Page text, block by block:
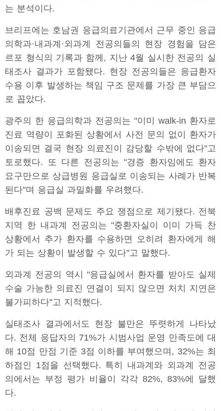
는 분석이다.
브리프에는 호남권 응급의료기관에서 근무 중인 응급
의학과·내과계·외과계 전공의들의 현장 경험을 담은
르포 형식의 기록과 함께, 지난 4월 실시한 전공의 실
태조사 결과가 포함됐다. 현장 전공의들은 응급환자
수용 이후 발생하는 책임 구조 문제를 가장 큰 부담으
로 꼽았다.
광주의 한 응급의학과 전공의는 "이미 walk-in 환자로
진료 역량이 포화된 상황에서 사전 문의 없이 환자가
이송되면 결국 현장 의료진이 감당할 수밖에 없다"고
토로했다. 또 다른 전공의는 "경증 환자임에도 환자
요구만으로 상급병원 응급실로 이송되는 사례가 반복
된다"며 응급실 과밀화를 우려했다.
배후진료 공백 문제도 주요 쟁점으로 제기됐다. 전북
지역 한 내과계 전공의는 "중환자실이 이미 가득 찬
상황에서 추가 환자를 수용하면 오히려 환자에게 해
가 되는 상황이 발생할 수 있다"고 말했다.
외과계 전공의 역시 "응급실에서 환자를 받아도 실제
수술 가능한 의료진 연결이 되지 않으면 처치 지연은
불가피하다"고 지적했다.
실태조사 결과에서도 현장 불만은 뚜렷하게 나타났
다. 전체 응답자의 71%가 시범사업 운영 만족도에 대
해 10점 만점 기준 3점 이하를 부여했으며, 32%는 최
하점인 1점을 선택했다. 특히 내과계와 외과계 전공
의에서는 부정 평가 비율이 각각 82%, 83%에 달했
다.